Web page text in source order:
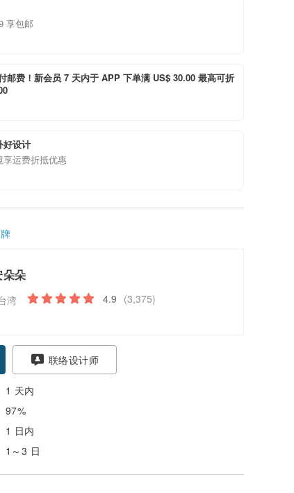
享包邮
邮费！新会员 7 天内于 APP 下单满 US$ 30.00 最高可折
好设计
享运费折抵优惠
朵朵
湾 4.9 (3,375)
联络设计师
1 天内
97%
1 日内
1～3 日